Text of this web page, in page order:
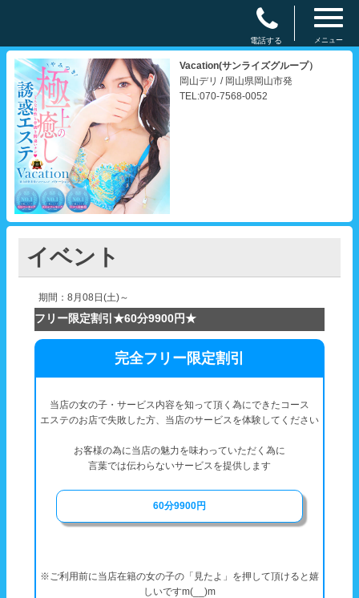
電話する メニュー
Vacation(サンライズグループ）
岡山デリ / 岡山県岡山市発
TEL:070-7568-0052
イベント
期間：8月08日(土)～
フリー限定割引★60分9900円★
完全フリー限定割引
当店の女の子・サービス内容を知って頂く為にできたコース
エステのお店で失敗した方、当店のサービスを体験してください
お客様の為に当店の魅力を味わっていただく為に
言葉では伝わらないサービスを提供します
60分9900円
※ご利用前に当店在籍の女の子の「見たよ」を押して頂けると嬉
しいですm(__)m